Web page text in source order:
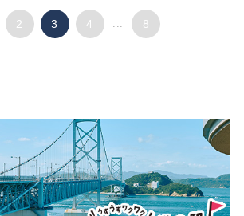
2 3 4 ... 8